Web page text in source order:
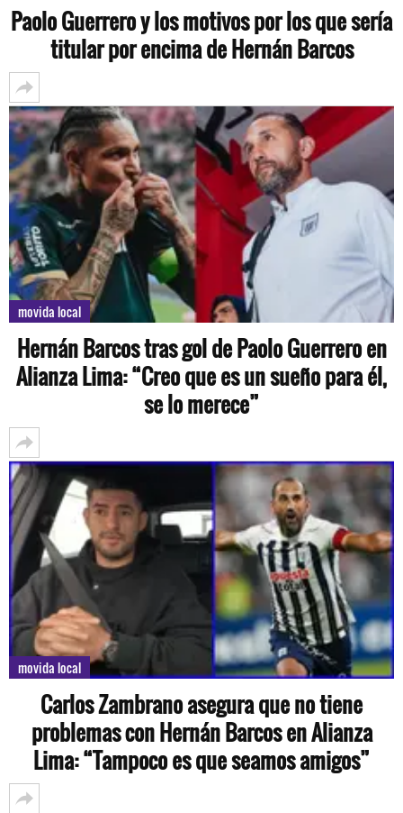
Paolo Guerrero y los motivos por los que sería
titular por encima de Hernán Barcos
movida local
Hernán Barcos tras gol de Paolo Guerrero en
Alianza Lima: “Creo que es un sueño para él,
se lo merece”
movida local
Carlos Zambrano asegura que no tiene
problemas con Hernán Barcos en Alianza
Lima: “Tampoco es que seamos amigos”